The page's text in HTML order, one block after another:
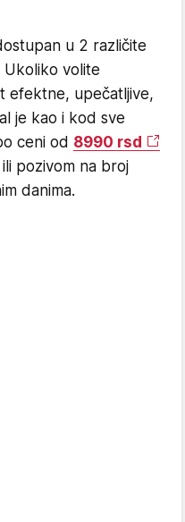
u 2 različite
volite
efektne, upečatljive,
je kao i kod sve
ceni od 8990 rsd
pozivom na broj
danima.